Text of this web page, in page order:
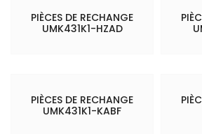
PIÈCES DE RECHANGE
UMK431K1-HZAD
PIÈCES DE RECHANGE
UMK431K1-KABF